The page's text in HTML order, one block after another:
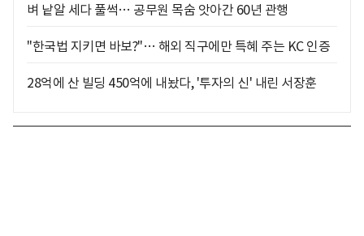
벼 낱알 세다 풀썩… 공무원 목숨 앗아간 60년 관행
"한국법 지키면 바보?"… 해외 직구에만 특혜 주는 KC 인증
28억에 산 빌딩 450억에 내놨다, '투자의 신' 내린 서장훈